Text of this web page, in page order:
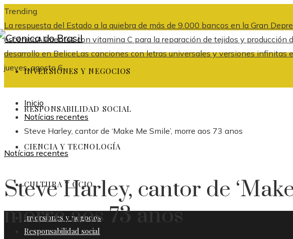
Trending
La respuesta del Estado a la quiebra de más de 9.000 bancos en la Gran
escénicaAlimentos con vitamina C para la reparación de tejidos y producción
desarrollo en BeliceLas canciones con letras universales y versiones infinitas
jueves, agosto 6
INVERSIONES Y NEGOCIOS
RESPONSABILIDAD SOCIAL
CIENCIA Y TECNOLOGÍA
CULTURA Y OCIO
Inversiones y negocios
Responsabilidad social
Inicio
Notícias recentes
Steve Harley, cantor de ‘Make Me Smile’, morre aos 73 anos
Notícias recentes
Steve Harley, cantor de
morre aos 73 anos